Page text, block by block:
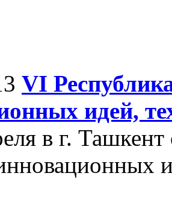
VI
идей,
в г.